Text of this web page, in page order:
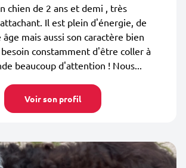
chien de 2 ans et demi , très
Il est plein d'énergie, de
mais aussi son caractère bien
constamment d'être coller à
beaucoup d'attention ! Nous...
Voir son profil